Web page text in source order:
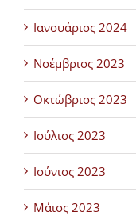
Ιανουάριος 2024
Νοέμβριος 2023
Οκτώβριος 2023
Ιούλιος 2023
Ιούνιος 2023
Μάιος 2023